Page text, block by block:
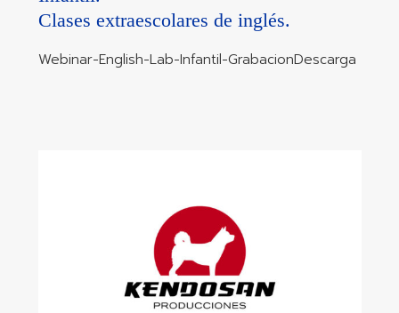
Clases extraescolares de inglés.
Webinar-English-Lab-Infantil-GrabacionDescarga